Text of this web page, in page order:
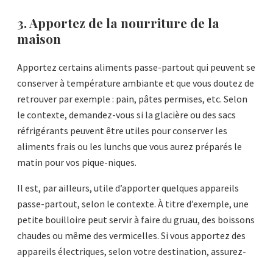
3. Apportez de la nourriture de la
maison
Apportez certains aliments passe-partout qui peuvent se
conserver à température ambiante et que vous doutez de
retrouver par exemple : pain, pâtes permises, etc. Selon
le contexte, demandez-vous si la glacière ou des sacs
réfrigérants peuvent être utiles pour conserver les
aliments frais ou les lunchs que vous aurez préparés le
matin pour vos pique-niques.
Il est, par ailleurs, utile d’apporter quelques appareils
passe-partout, selon le contexte. À titre d’exemple, une
petite bouilloire peut servir à faire du gruau, des boissons
chaudes ou même des vermicelles. Si vous apportez des
appareils électriques, selon votre destination, assurez-